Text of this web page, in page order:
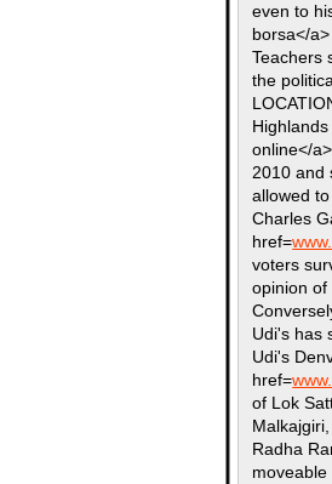
even to
borsa</
Teachers
the
online</
2010 and
allowed
Charles
href=
voters
opinion of
Udi's has
Udi's
href=
of Lok
Radha